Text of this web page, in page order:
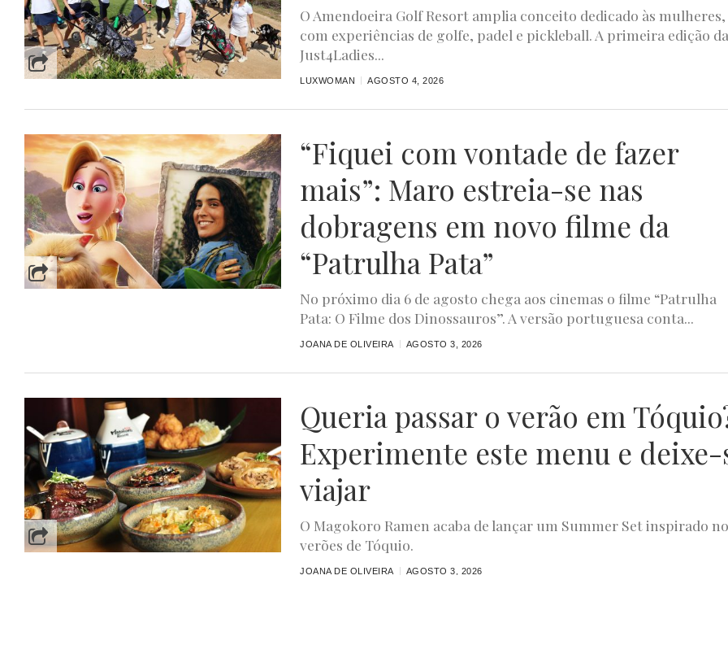
O Amendoeira Golf Resort amplia conceito dedicado às mulheres,
com experiências de golfe, padel e pickleball. A primeira edição
Just4Ladies...
LUXWOMAN AGOSTO 4, 2026
“Fiquei com vontade de fazer
mais”: Maro estreia-se nas
dobragens em novo filme da
“Patrulha Pata”
No próximo dia 6 de agosto chega aos cinemas o filme “Patrulha
Pata: O Filme dos Dinossauros”. A versão portuguesa conta...
JOANA DE OLIVEIRA AGOSTO 3, 2026
Queria passar o verão em
Experimente este menu e deixe-
viajar
O Magokoro Ramen acaba de lançar um Summer Set inspirado
verões de Tóquio.
JOANA DE OLIVEIRA AGOSTO 3, 2026